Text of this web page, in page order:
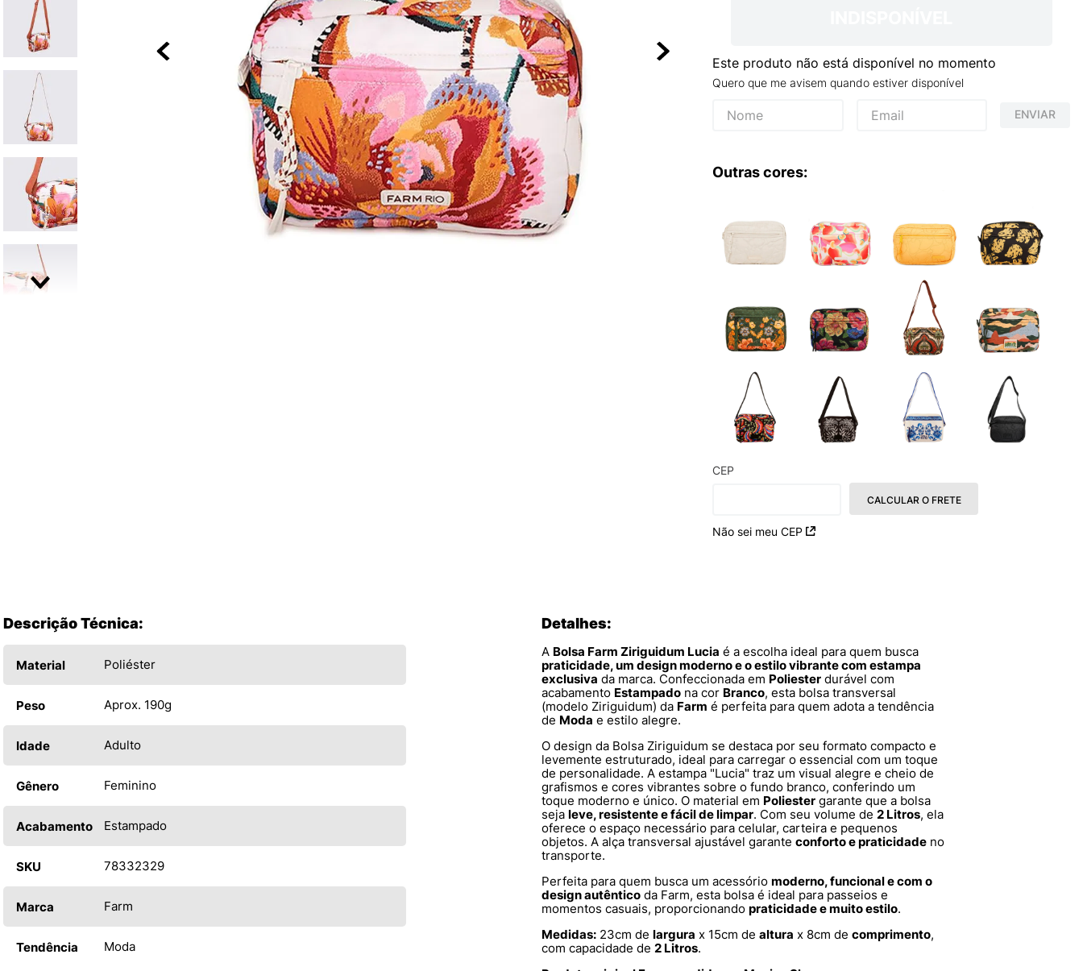
Este produto não está disponível no momento
Quero que me avisem quando estiver disponível
ENVIAR
Outras cores:
CEP
Não sei meu CEP
CALCULAR O FRETE
Descrição Técnica:
Material Poliéster
Peso Aprox. 190g
Idade Adulto
Gênero Feminino
Acabamento Estampado
SKU 78332329
Marca Farm
Tendência Moda
Detalhes:
A Bolsa Farm Ziriguidum Lucia é a escolha ideal para quem busca
praticidade, um design moderno e o estilo vibrante com estampa
exclusiva da marca. Confeccionada em Poliester durável com
acabamento Estampado na cor Branco, esta bolsa transversal
(modelo Ziriguidum) da Farm é perfeita para quem adota a tendência
de Moda e estilo alegre.
O design da Bolsa Ziriguidum se destaca por seu formato compacto e
levemente estruturado, ideal para carregar o essencial com um toque
de personalidade. A estampa "Lucia" traz um visual alegre e cheio de
grafismos e cores vibrantes sobre o fundo branco, conferindo um
toque moderno e único. O material em Poliester garante que a bolsa
seja leve, resistente e fácil de limpar. Com seu volume de 2 Litros, ela
oferece o espaço necessário para celular, carteira e pequenos
objetos. A alça transversal ajustável garante conforto e praticidade no
transporte.
Perfeita para quem busca um acessório moderno, funcional e com o
design autêntico da Farm, esta bolsa é ideal para passeios e
momentos casuais, proporcionando praticidade e muito estilo.
Medidas: 23cm de largura x 15cm de altura x 8cm de comprimento,
com capacidade de 2 Litros.